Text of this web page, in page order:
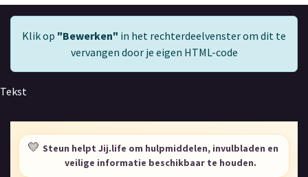
Klik op "Bewerken" in het rechterdeelvenster om dit te
vervangen door je eigen HTML-code
Tekst
💛 Steun helpt Jij.life om hulpmiddelen, invulbladen en
veilige informatie beschikbaar te houden.